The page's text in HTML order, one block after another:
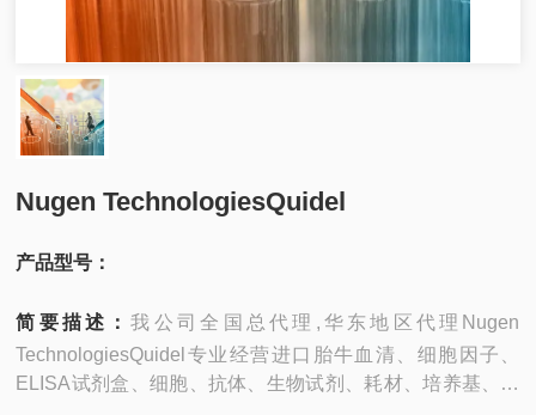
Nugen TechnologiesQuidel
产品型号：
简要描述：我公司全国总代理,华东地区代理Nugen
TechnologiesQuidel专业经营进口胎牛血清、细胞因子、
ELISA试剂盒、细胞、抗体、生物试剂、耗材、培养基、一